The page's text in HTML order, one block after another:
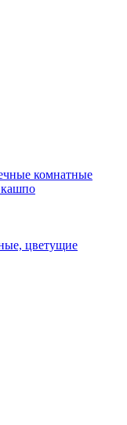
комнатные
кашпо
цветущие